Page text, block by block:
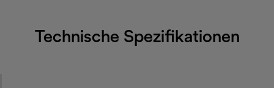
Technische Spezifikationen